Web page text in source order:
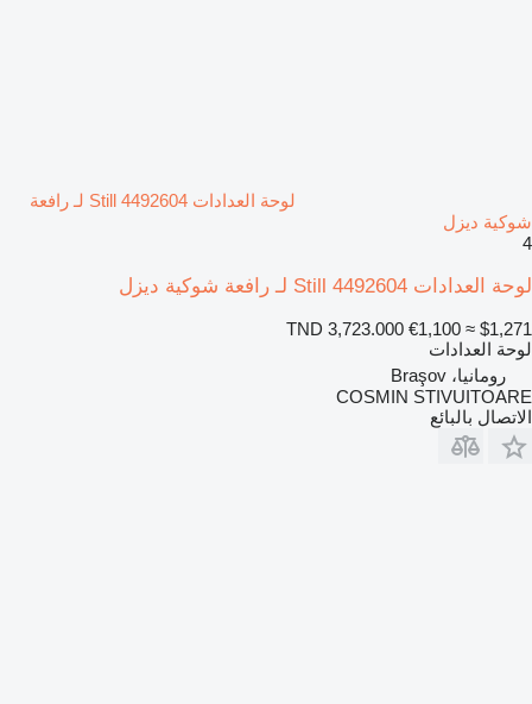
لوحة العدادات Still 4492604 لـ رافعة
شوكية ديزل
4
لوحة العدادات Still 4492604 لـ رافعة شوكية ديزل
TND 3,723.000 €1,100 ≈ $1,271
لوحة العدادات
رومانيا، Braşov
COSMIN STIVUITOARE
الاتصال بالبائع